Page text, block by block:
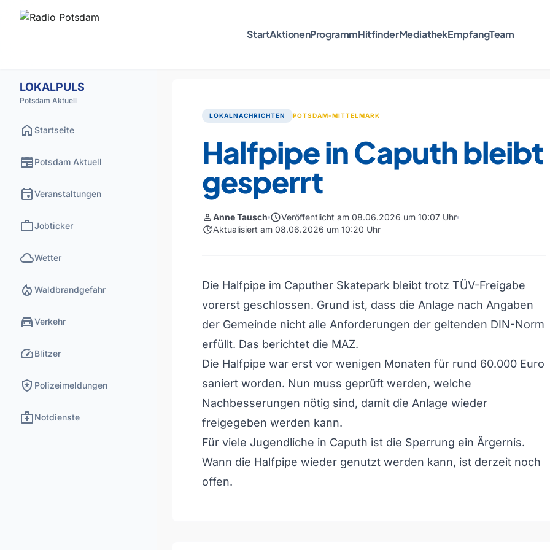
StartAktionenProgrammHitfinderMediathekEmpfangTeam
LOKALPULS
Potsdam Aktuell
home Startseite
newspaperPotsdam Aktuell
eventVeranstaltungen
workJobticker
cloudWetter
local_fire_department Waldbrandgefahr
directions_carVerkehr
speedBlitzer
local_police Polizeimeldungen
medical_servicesNotdienste
LOKALNACHRICHTEN POTSDAM-MITTELMARK
Halfpipe in Caputh bleibt
gesperrt
personAnne Tausch scheduleVeröffentlicht am 08.06.2026 um 10:07 Uhr
updateAktualisiert am 08.06.2026 um 10:20 Uhr
Die Halfpipe im Caputher Skatepark bleibt trotz TÜV-Freigabe
vorerst geschlossen. Grund ist, dass die Anlage nach Angaben
der Gemeinde nicht alle Anforderungen der geltenden DIN-Norm
erfüllt. Das berichtet die MAZ.
Die Halfpipe war erst vor wenigen Monaten für rund 60.000 Euro
saniert worden. Nun muss geprüft werden, welche
Nachbesserungen nötig sind, damit die Anlage wieder
freigegeben werden kann.
Für viele Jugendliche in Caputh ist die Sperrung ein Ärgernis.
Wann die Halfpipe wieder genutzt werden kann, ist derzeit noch
offen.